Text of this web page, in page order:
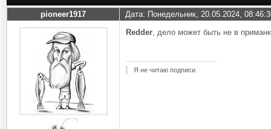
pioneer1917 Дата: Понедельник, 20.05.2024,
Redder, дело может быть не в
Я не читаю подписи.